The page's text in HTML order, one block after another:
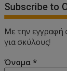
Subscribe to
Με την εγγραφή
για σκύλους!
Όνομα*